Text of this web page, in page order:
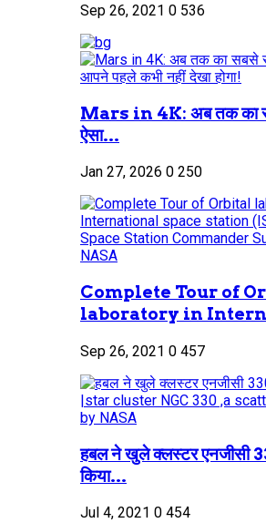
Sep 26, 2021 0 536
Mars in 4K: अब तक का
ऐसा...
Jan 27, 2026 0 250
Complete Tour of
laboratory in
Sep 26, 2021 0 457
हबल ने खुले क्लस्टर एनजीसी
किया...
Jul 4, 2021 0 454